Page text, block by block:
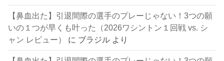
【鼻血出た】引退間際の選手のプレーじゃない！3つの願
いの１つが早くも叶った（2026ワシントン１回戦 vs. シ
ャン レビュー）
に ブラジル より